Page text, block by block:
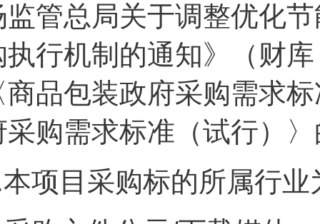
监管总局关于调整优化
执行机制的通知》（财
商品包装政府采购需求
采购需求标准（试行）
本项目采购标的所属行业